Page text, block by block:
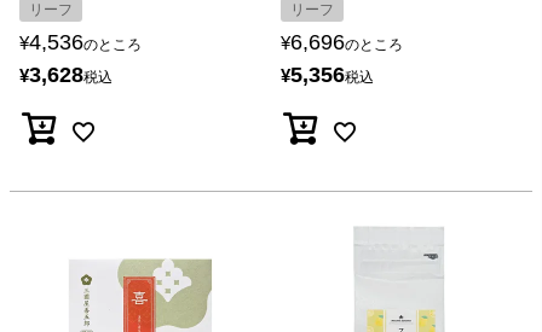
リーフ
¥4,536のところ
¥3,628税込
リーフ
¥6,696のところ
¥5,356税込